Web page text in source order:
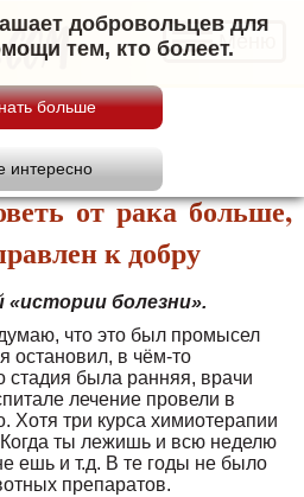
добровольцев для
тем, кто болеет.Меню
от рака больше,
к добру
болезни».
что это был промысел
остановил, в чём-то
стадия была ранняя, врачи
лечение провели в
Хотя три курса химиотерапии
ты лежишь и всю неделю
ешь и т.д. В те годы не было
препаратов.